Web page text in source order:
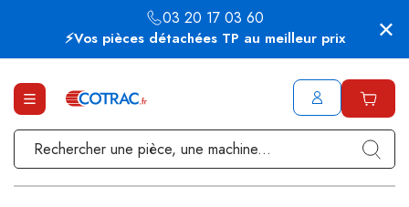
⚡Vos pièces détachées TP au meilleur prix
03 20 17 03 60